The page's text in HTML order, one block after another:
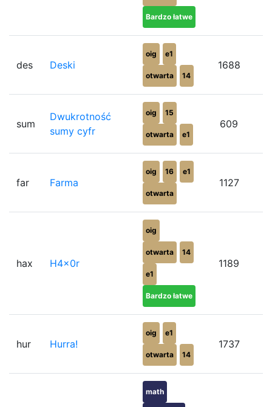
Bardzo łatwe
des Deski
oig e1
otwarta 14
1688
sum
Dwukrotność
sumy cyfr
oig 15
otwarta e1
609
far Farma
oig 16 e1
otwarta
1127
hax H4x0r
oig
otwarta 14
e1
Bardzo łatwe
1189
hur Hurra!
oig e1
otwarta 14
1737
math